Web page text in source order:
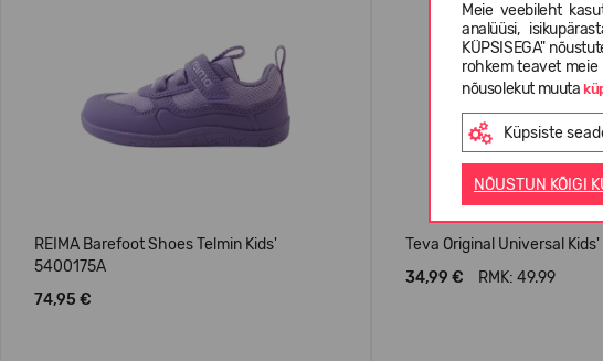
Meie veebileht
analüüsi,
KÜPSISEGA"
rohkem teavet meie
nõusolekut muuta
Küpsiste
NÕUSTUN KÕIGI
REIMA Barefoot Shoes Telmin Kids'
5400175A
74,95 €
Teva Original Universal Kids'
34,99 €
RMK: 49.99